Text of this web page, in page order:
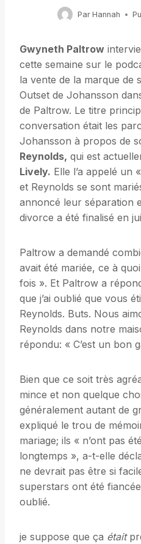
Par Hannah
Gwyneth Paltrow
cette semaine sur le
la vente de la marque de
Outset de Johansson
de Paltrow. Le titre
conversation était les
Johansson à propos de
Reynolds, qui est
Lively. Elle l’a appelé un
et Reynolds se sont
annoncé leur séparation
divorce a été finalisé en
Paltrow a demandé
avait été mariée, ce à
fois ». Et Paltrow a
que j’ai oublié que vous
Reynolds. Buts. Nous
Reynolds dans notre
répondu: « C’est un bon
Bien que ce soit très
mince et non quelque
généralement autant de
expliqué le trou de
mariage; ils « n’ont pas
longtemps », a-t-elle
ne devrait pas être si
superstars ont été
oublié.
je suppose que ça était